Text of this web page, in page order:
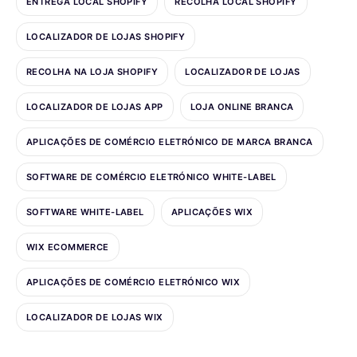
LOCALIZADOR DE LOJAS SHOPIFY
RECOLHA NA LOJA SHOPIFY LOCALIZADOR DE LOJAS
LOCALIZADOR DE LOJAS APP LOJA ONLINE BRANCA
APLICAÇÕES DE COMÉRCIO ELETRÓNICO DE MARCA BRANCA
SOFTWARE DE COMÉRCIO ELETRÓNICO WHITE-LABEL
SOFTWARE WHITE-LABEL APLICAÇÕES WIX
WIX ECOMMERCE
APLICAÇÕES DE COMÉRCIO ELETRÓNICO WIX
LOCALIZADOR DE LOJAS WIX